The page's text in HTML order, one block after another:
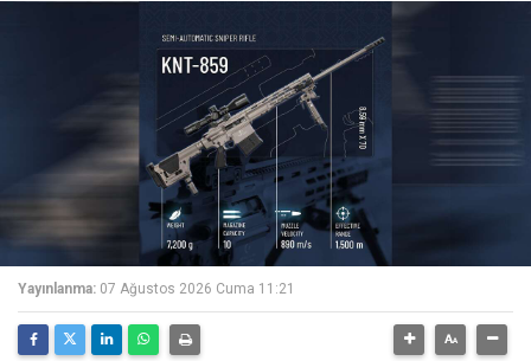
Yayınlanma: 07 Ağustos 2026 Cuma 11:21